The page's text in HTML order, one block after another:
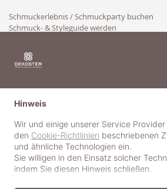
Schmuckerlebnis / Schmuckparty buchen
Schmuck- & Styleguide werden
Hinweis
Wir und einige unserer Service
den Cookie-Richtlinien beschriebenen
und ähnliche Technologien ein.
Sie willigen in den Einsatz solcher
indem Sie diesen Hinweis schließen.